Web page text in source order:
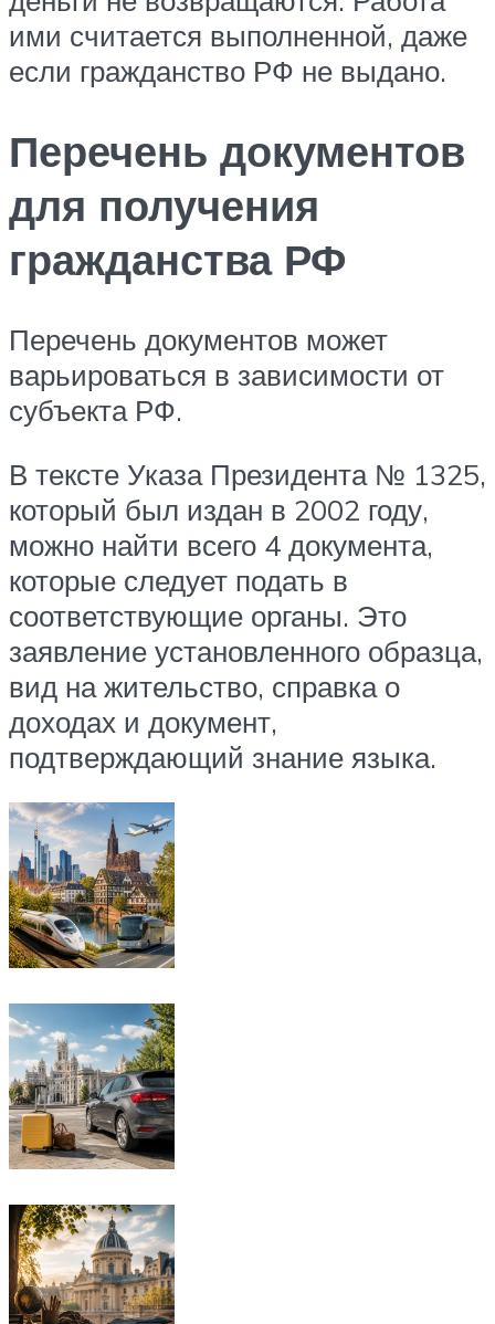
ими считается выполненной, даже
если гражданство РФ не выдано.
Перечень документов
для получения
гражданства РФ
Перечень документов может
варьироваться в зависимости от
субъекта РФ.
В тексте Указа Президента № 1325,
который был издан в 2002 году,
можно найти всего 4 документа,
которые следует подать в
соответствующие органы. Это
заявление установленного образца,
вид на жительство, справка о
доходах и документ,
подтверждающий знание языка.